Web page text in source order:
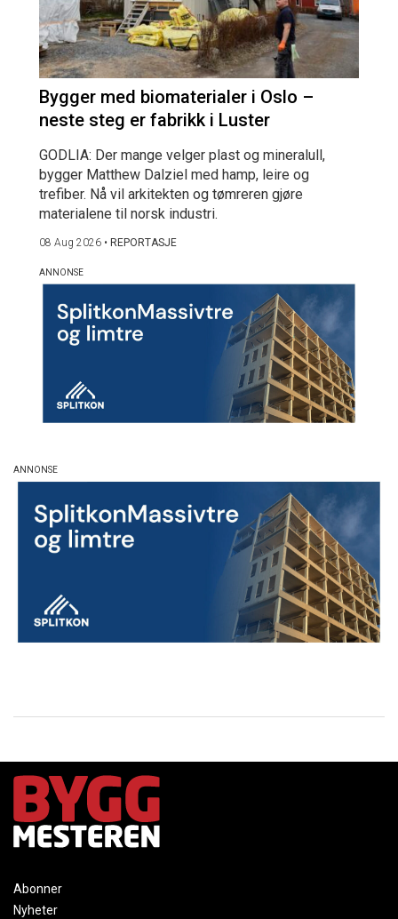
Bygger med biomaterialer i Oslo –
neste steg er fabrikk i Luster
GODLIA: Der mange velger plast og mineralull,
bygger Matthew Dalziel med hamp, leire og
trefiber. Nå vil arkitekten og tømreren gjøre
materialene til norsk industri.
08 Aug 2026 • REPORTASJE
Abonner
Nyheter